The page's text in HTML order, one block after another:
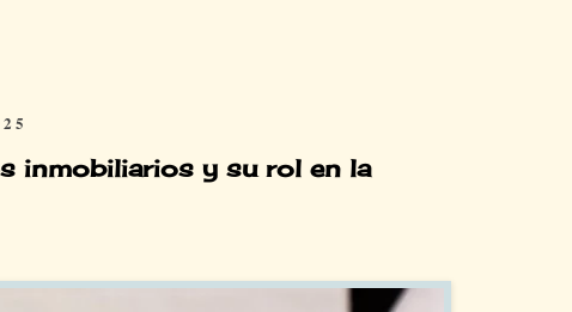
inmobiliarios y su rol en la